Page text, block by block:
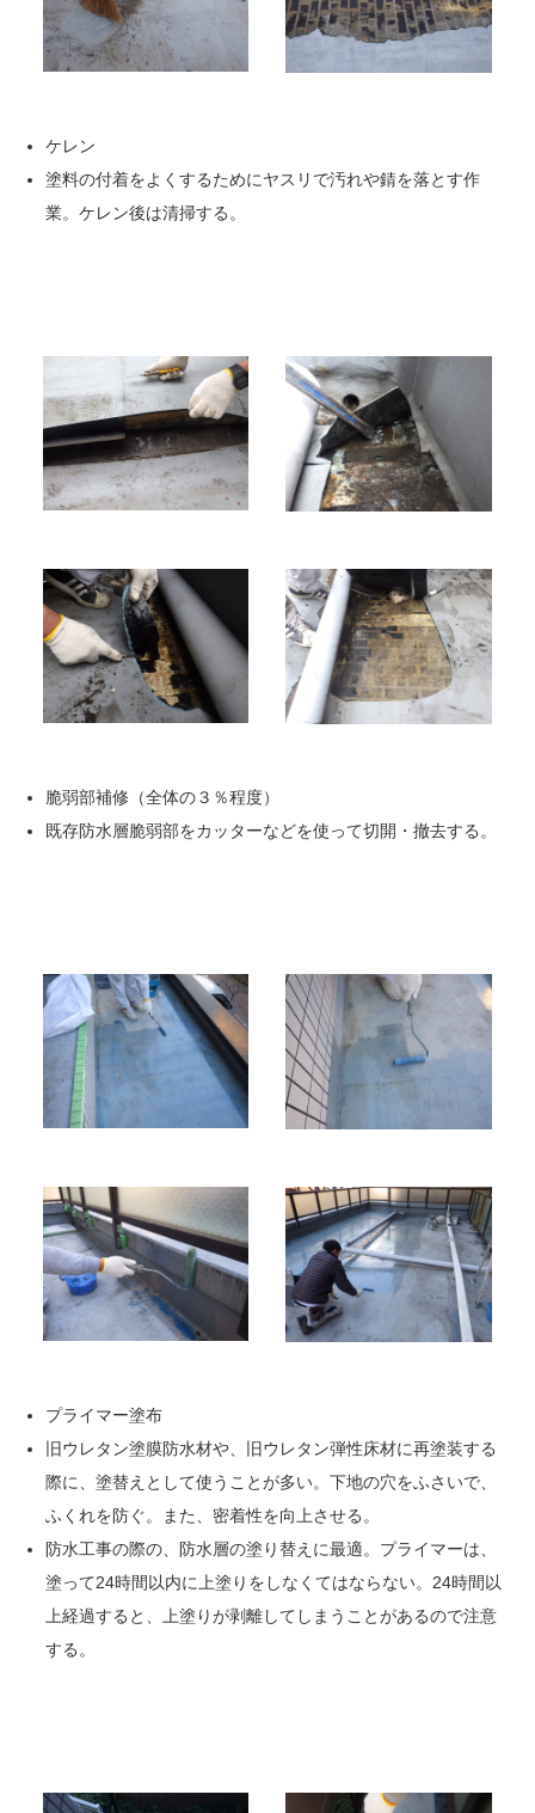
ケレン
塗料の付着をよくするためにヤスリで汚れや錆を落とす作
業。ケレン後は清掃する。
脆弱部補修（全体の３％程度）
既存防水層脆弱部をカッターなどを使って切開・撤去する。
プライマー塗布
旧ウレタン塗膜防水材や、旧ウレタン弾性床材に再塗装する
際に、塗替えとして使うことが多い。下地の穴をふさいで、
ふくれを防ぐ。また、密着性を向上させる。
防水工事の際の、防水層の塗り替えに最適。プライマーは、
塗って24時間以内に上塗りをしなくてはならない。24時間以
上経過すると、上塗りが剥離してしまうことがあるので注意
する。